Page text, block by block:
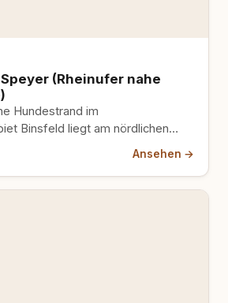
(Rheinufer nahe
Hundestrand im
Binsfeld liegt am nördlichen
Ansehen →